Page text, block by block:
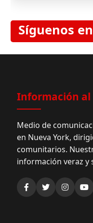
Síguenos
Información al
Medio de
en Nueva York,
comunitarios.
información veraz y